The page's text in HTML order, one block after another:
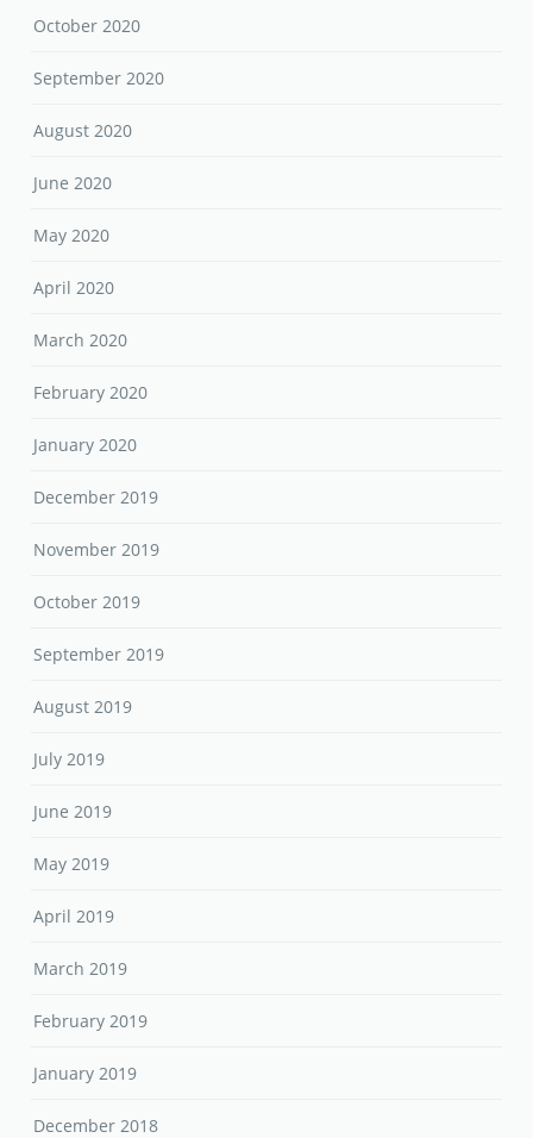
October 2020
September 2020
August 2020
June 2020
May 2020
April 2020
March 2020
February 2020
January 2020
December 2019
November 2019
October 2019
September 2019
August 2019
July 2019
June 2019
May 2019
April 2019
March 2019
February 2019
January 2019
December 2018